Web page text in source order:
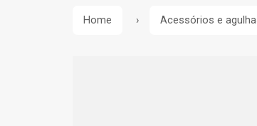
Home Acessórios e